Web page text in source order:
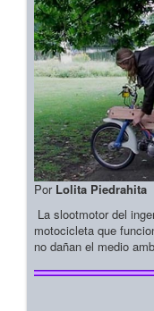
Por Lolita Piedrahita
La slootmotor del
motocicleta que
no dañan el medio